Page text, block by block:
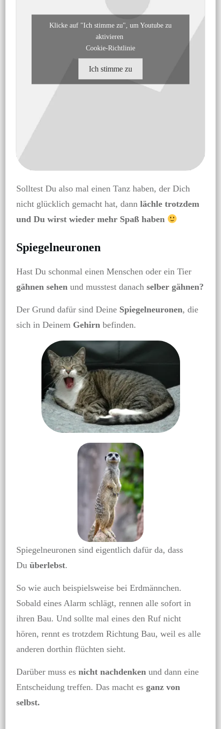
Klicke auf "Ich stimme zu", um Youtube zu
aktivieren
Cookie-Richtlinie
Ich stimme zu
Solltest Du also mal einen Tanz haben, der Dich
nicht glücklich gemacht hat, dannlächle trotzdem
und Du wirst wieder mehr Spaß haben
Spiegelneuronen
Hast Du schonmal einen Menschen oder ein Tier
gähnen sehen und musstest danachselber gähnen?
Der Grund dafür sind Deine Spiegelneuronen, die
sich in Deinem Gehirn befinden.
Spiegelneuronen sind eigentlich dafür da, dass
Duüberlebst.
So wie auch beispielsweise bei Erdmännchen.
Sobald eines Alarm schlägt, rennen alle sofort in
ihren Bau. Und sollte mal eines den Ruf nicht
hören, rennt es trotzdem Richtung Bau, weil es alle
anderen dorthin flüchten sieht.
Darüber muss esnicht nachdenken und dann eine
Entscheidung treffen. Das macht esganz von
selbst.